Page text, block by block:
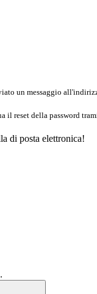
un messaggio
il reset della password
di posta elettronica!